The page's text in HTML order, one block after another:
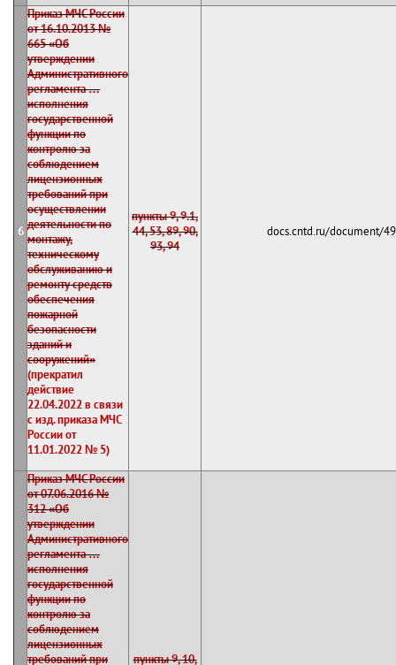
6
Приказ МЧС России
от 16.10.2013 №
665 «Об
утверждении
Административного
регламента …
исполнения
государственной
функции по
контролю за
соблюдением
лицензионных
требований при
осуществлении
деятельности по
монтажу,
техническому
обслуживанию и
ремонту средств
обеспечения
пожарной
безопасности
зданий и
сооружений»
(прекратил
действие
22.04.2022 в связи
с изд. приказа МЧС
России от
11.01.2022 № 5)
пункты 9, 9.1,
44, 53, 89, 90,
93, 94
docs.cntd.ru/document/
Приказ МЧС России
от 07.06.2016 №
312 «Об
утверждении
Административного
регламента …
исполнения
государственной
функции по
контролю за
соблюдением
лицензионных
требований при
пункты 9, 10,